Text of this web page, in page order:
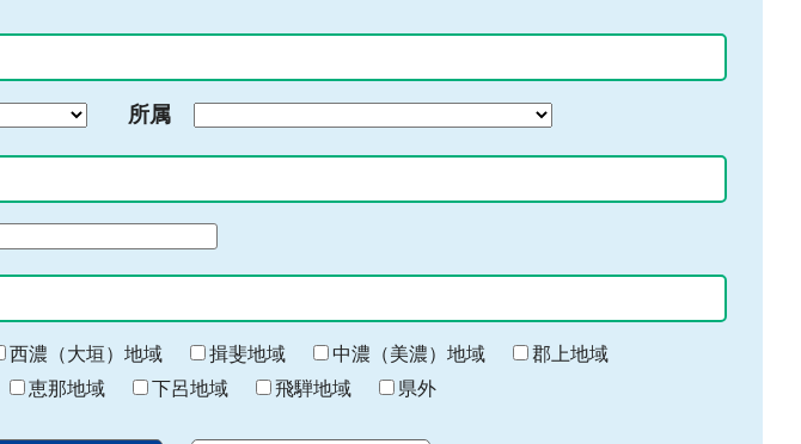
所属
西濃（大垣）地域 揖斐地域 中濃（美濃）地域
郡上地域
恵那地域 下呂地域 飛騨地域 県外